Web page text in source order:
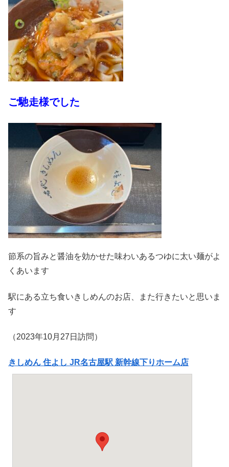
ご馳走様でした
節系の旨みと醤油を効かせた味わいあるつゆに太い麺がよ
くあいます
駅にある立ち食いきしめんのお店、また行きたいと思いま
す
（2023年10月27日訪問）
きしめん 住よし JR名古屋駅 新幹線下りホーム店